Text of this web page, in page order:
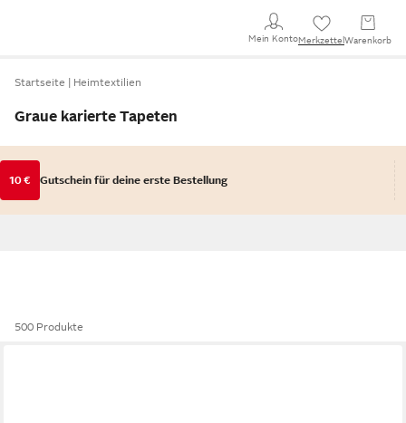
Mein KontoMerkzettel Warenkorb
Startseite Heimtextilien
Graue karierte Tapeten
10 € Gutschein für deine erste Bestellung
500 Produkte